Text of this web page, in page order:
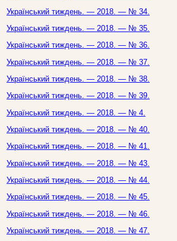
Український тиждень. — 2018. — № 34.
Український тиждень. — 2018. — № 35.
Український тиждень. — 2018. — № 36.
Український тиждень. — 2018. — № 37.
Український тиждень. — 2018. — № 38.
Український тиждень. — 2018. — № 39.
Український тиждень. — 2018. — № 4.
Український тиждень. — 2018. — № 40.
Український тиждень. — 2018. — № 41.
Український тиждень. — 2018. — № 43.
Український тиждень. — 2018. — № 44.
Український тиждень. — 2018. — № 45.
Український тиждень. — 2018. — № 46.
Український тиждень. — 2018. — № 47.